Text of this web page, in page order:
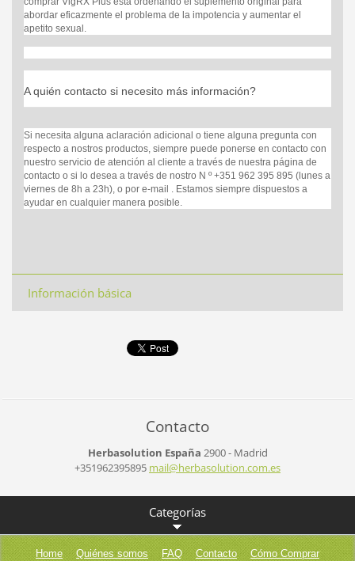
abordar eficazmente el problema de la impotencia y aumentar el
apetito sexual.
A quién contacto si necesito más información?
Si necesita alguna aclaración adicional o tiene alguna pregunta con
respecto a nostros productos, siempre puede ponerse en contacto con
nuestro servicio de atención al cliente a través de nuestra página de
contacto o si lo desea a través de nostro N º +351 962 395 895 (lunes a
viernes de 8h a 23h), o por e-mail . Estamos siempre dispuestos a
ayudar en cualquier manera posible.
Información básica
Contacto
Herbasolution España 2900 - Madrid
+351962395895 mail@herbasolution.com.es
Categorías
Home Quiénes somos FAQ Contacto Cómo Comprar